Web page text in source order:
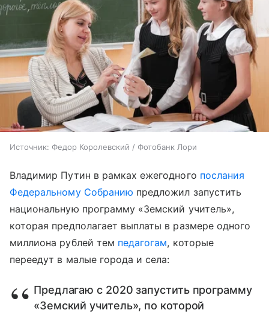
Источник: Федор Королевский / Фотобанк Лори
Владимир Путин в рамках ежегодного послания
Федеральному Собранию предложил запустить
национальную программу «Земский учитель»,
которая предполагает выплаты в размере одного
миллиона рублей тем педагогам, которые
переедут в малые города и села:
Предлагаю с 2020 запустить программу
«Земский учитель», по которой